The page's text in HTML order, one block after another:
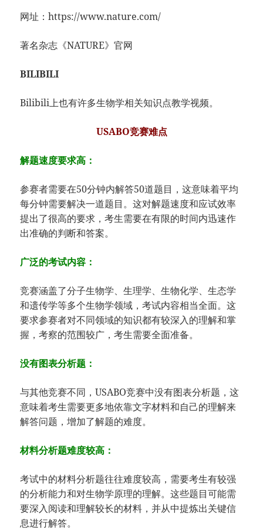
网址：https://www.nature.com/
著名杂志《NATURE》官网
BILIBILI
Bilibili上也有许多生物学相关知识点教学视频。
USABO竞赛难点
解题速度要求高：
参赛者需要在50分钟内解答50道题目，这意味着平均
每分钟需要解决一道题目。这对解题速度和应试效率
提出了很高的要求，考生需要在有限的时间内迅速作
出准确的判断和答案。
广泛的考试内容：
竞赛涵盖了分子生物学、生理学、生物化学、生态学
和遗传学等多个生物学领域，考试内容相当全面。这
要求参赛者对不同领域的知识都有较深入的理解和掌
握，考察的范围较广，考生需要全面准备。
没有图表分析题：
与其他竞赛不同，USABO竞赛中没有图表分析题，这
意味着考生需要更多地依靠文字材料和自己的理解来
解答问题，增加了解题的难度。
材料分析题难度较高：
考试中的材料分析题往往难度较高，需要考生有较强
的分析能力和对生物学原理的理解。这些题目可能需
要深入阅读和理解较长的材料，并从中提炼出关键信
息进行解答。